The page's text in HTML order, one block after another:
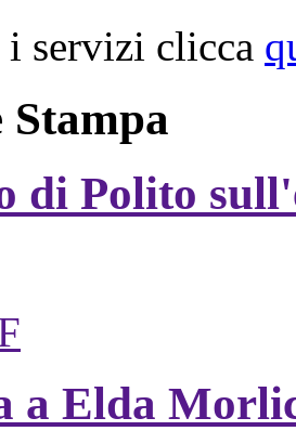
i servizi clicca
Stampa
di Polito
a Elda